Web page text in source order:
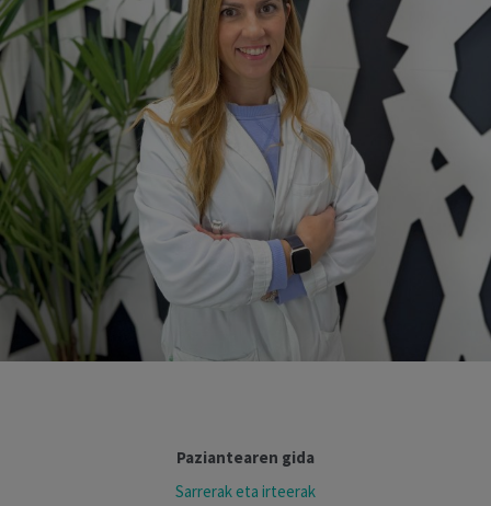
Paziantearen gida
Sarrerak eta irteerak